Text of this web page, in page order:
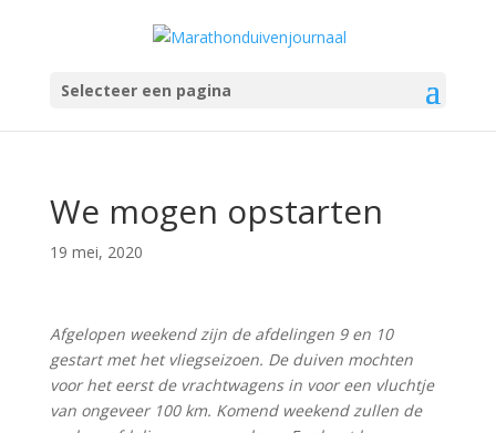
Selecteer een pagina
We mogen opstarten
19 mei, 2020
Afgelopen weekend zijn de afdelingen 9 en 10
gestart met het vliegseizoen. De duiven mochten
voor het eerst de vrachtwagens in voor een vluchtje
van ongeveer 100 km. Komend weekend zullen de